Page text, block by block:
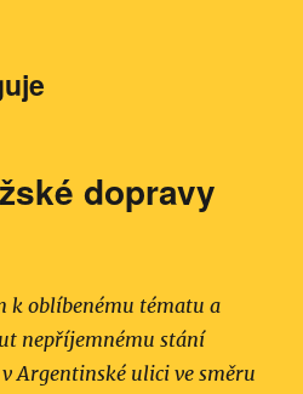
dopravy
k oblíbenému tématu a
nepříjemnému stání
Argentinské ulici ve směru